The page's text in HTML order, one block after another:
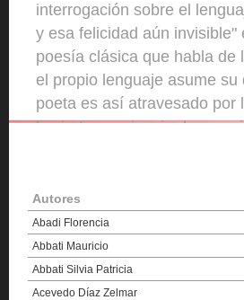
interrogación sobre el
y esa felicidad aún
poesía clásica que habla de
el propio lenguaje asume
poeta es así atravesado por
la cierta conciencia de
desconocerse, más dueño
Autores
Abadi Florencia
Abbati Mauricio
Abbati Silvia Patricia
Acevedo Díaz Zelmar